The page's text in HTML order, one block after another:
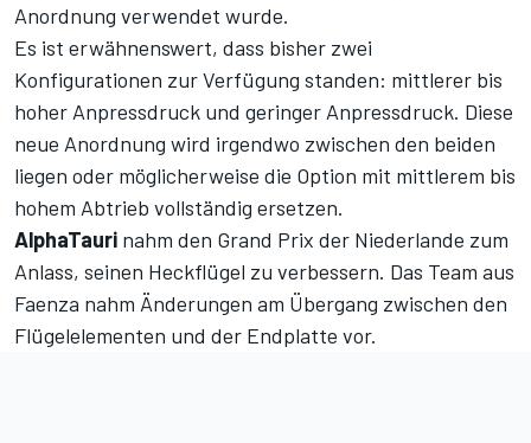
Anordnung verwendet wurde.
Es ist erwähnenswert, dass bisher zwei
Konfigurationen zur Verfügung standen: mittlerer bis
hoher Anpressdruck und geringer Anpressdruck. Diese
neue Anordnung wird irgendwo zwischen den beiden
liegen oder möglicherweise die Option mit mittlerem bis
hohem Abtrieb vollständig ersetzen.
AlphaTauri nahm den Grand Prix der Niederlande zum
Anlass, seinen Heckflügel zu verbessern. Das Team aus
Faenza nahm Änderungen am Übergang zwischen den
Flügelelementen und der Endplatte vor.